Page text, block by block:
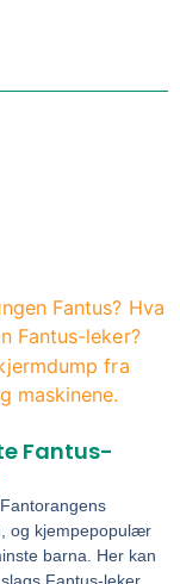
Fantus-
og kjempepopulær
barna. Her kan